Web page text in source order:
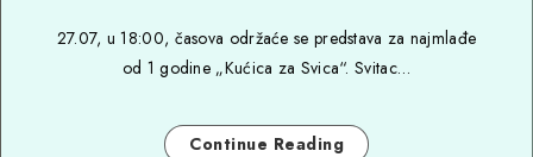
27.07, u 18:00, časova održaće se predstava za najmlađe
od 1 godine „Kućica za Svica“. Svitac…
Continue Reading